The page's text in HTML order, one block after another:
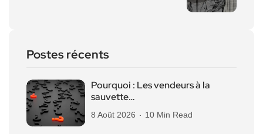
Postes récents
Pourquoi : Les vendeurs à la
sauvette…
8 Août 2026 10 Min Read